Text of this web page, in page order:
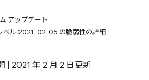
アップデート
ベル 2021-02-05 の脆弱性の詳細
| 2021 年 2 月 2 日更新